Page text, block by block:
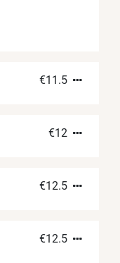
€11.5
€12
€12.5
€12.5